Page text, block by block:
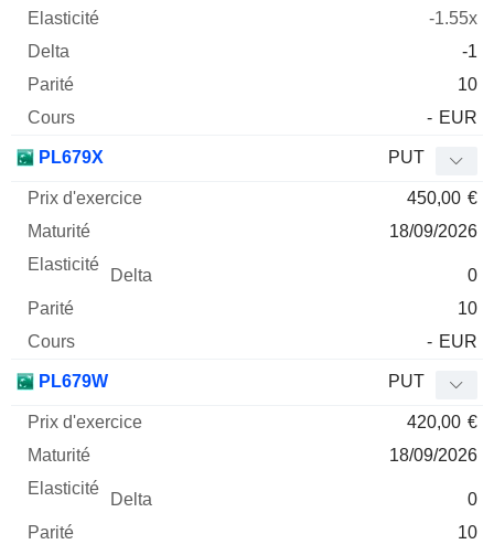
-1.55x
-1
10
- EUR
PL679X PUT
450,00 €
18/09/2026
0
10
- EUR
PL679W PUT
420,00 €
18/09/2026
0
10